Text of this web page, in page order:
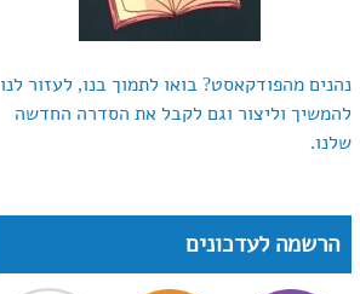
נהנים מהפודקאסט? בואו לתמוך בנו, לעזור לנו
להמשיך וליצור וגם לקבל את הסדרה החדשה
שלנו.
הרשמה לעדכונים